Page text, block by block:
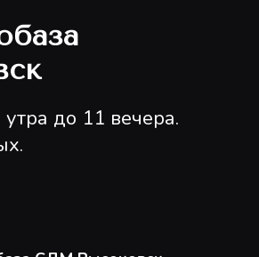
до 11 вечера.